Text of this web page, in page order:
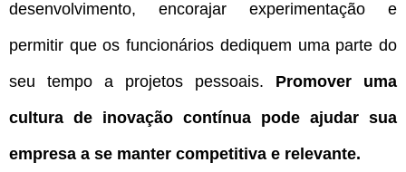
desenvolvimento, encorajar experimentação e
permitir que os funcionários dediquem uma parte do
seu tempo a projetos pessoais. Promover uma
cultura de inovação contínua pode ajudar sua
empresa a se manter competitiva e relevante.